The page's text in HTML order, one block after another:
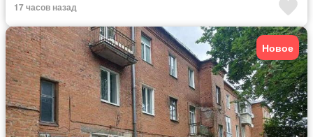
17 часов назад
Новое